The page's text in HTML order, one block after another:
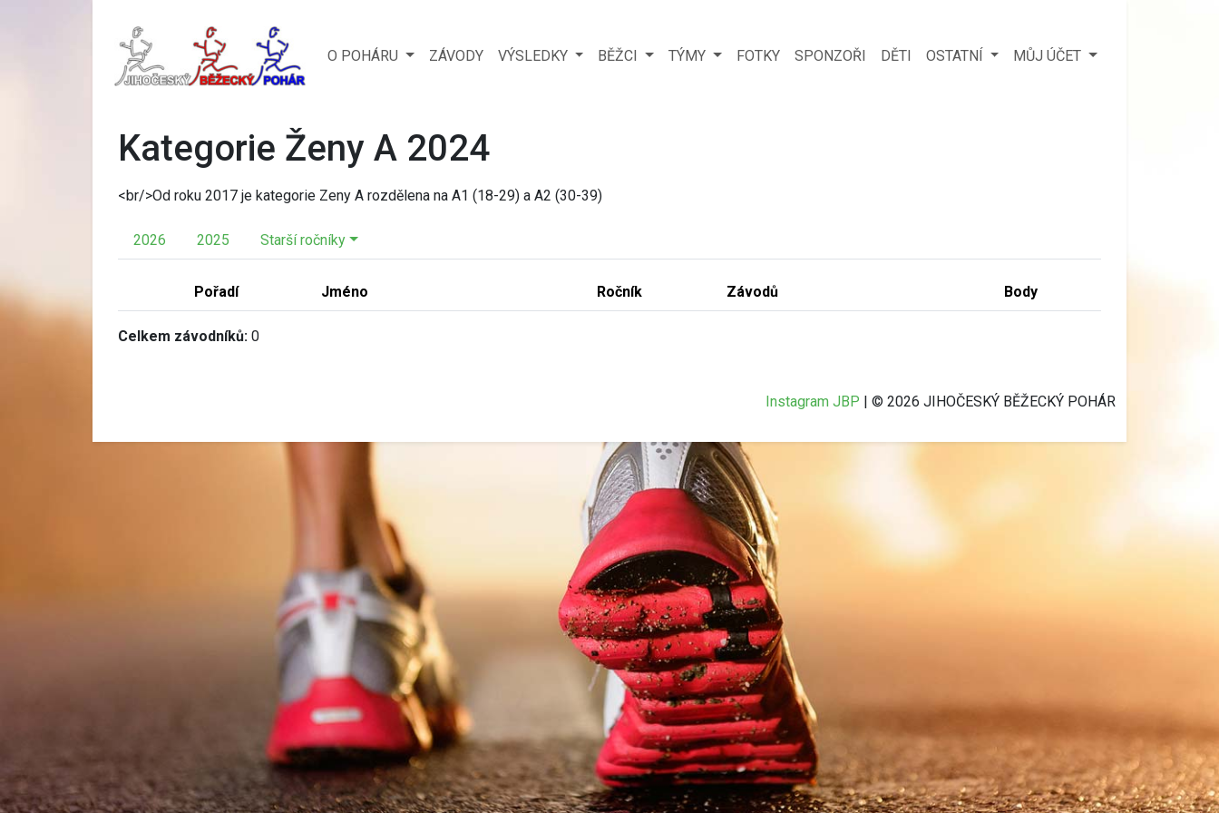
O POHÁRU ZÁVODY VÝSLEDKY BĚŽCI TÝMY FOTKY SPONZOŘI DĚTI OSTATNÍ MŮJ ÚČET
Kategorie Ženy A 2024
<br/>Od roku 2017 je kategorie Zeny A rozdělena na A1 (18-29) a A2 (30-39)
2026 2025 Starší ročníky
Pořadí Jméno Ročník Závodů Body
Celkem závodníků: 0
Instagram JBP | © 2026 JIHOČESKÝ BĚŽECKÝ POHÁR